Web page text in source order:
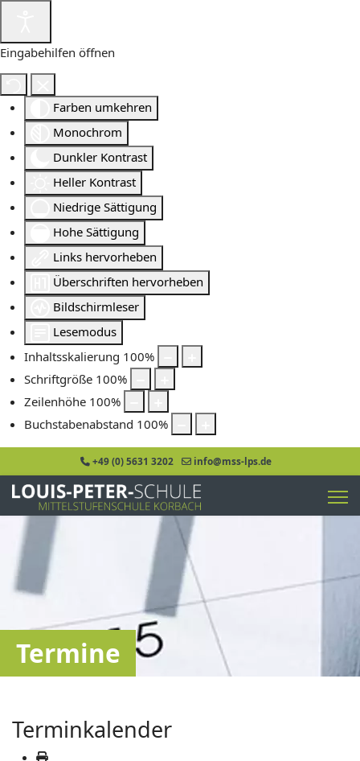
Eingabehilfen öffnen
Farben umkehren
Monochrom
Dunkler Kontrast
Heller Kontrast
Niedrige Sättigung
Hohe Sättigung
Links hervorheben
Überschriften hervorheben
Bildschirmleser
Lesemodus
Inhaltsskalierung 100%
Schriftgröße 100%
Zeilenhöhe 100%
Buchstabenabstand 100%
+49 (0) 5631 3202 info@mss-lps.de
Termine
Terminkalender